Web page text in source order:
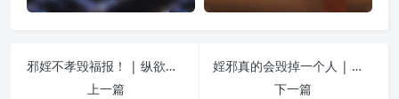
邪婬不孝毁福报！ | 纵欲危害
上一篇
婬邪真的会毁掉一个人 | 纵欲危害
下一篇